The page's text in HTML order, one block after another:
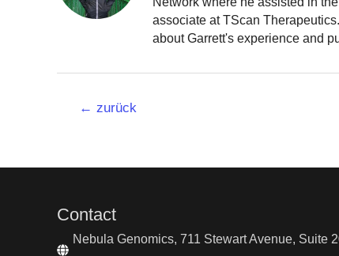
associate at TScan
about Garrett's experience and
Beitrags-
← zurück
Contact
Nebula Genomics, 711 Stewart Avenue, Suite